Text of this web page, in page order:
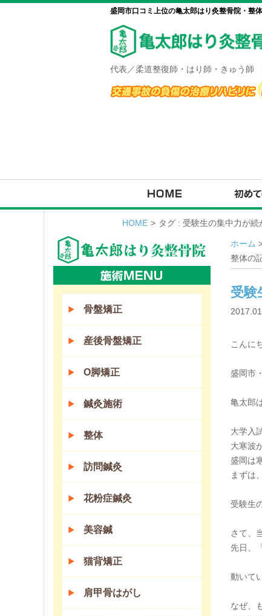
盛岡市口コミ上位の亀太郎はり灸整骨院・整体
代表／柔道整復師・はり師・きゅう師
HOME > タグ : 受験生の集中力が
ホーム
整体の
受験
こんに
盛岡市
亀太郎
大学入
大寒波
盛岡は
まずは
受験生
さて、
先日、
動いて
なぜ、
骨盤矯正
産後骨盤矯正
O脚矯正
鍼灸施術
整体
訪問鍼灸
花粉症鍼灸
美容鍼
猫背矯正
肩甲骨はがし